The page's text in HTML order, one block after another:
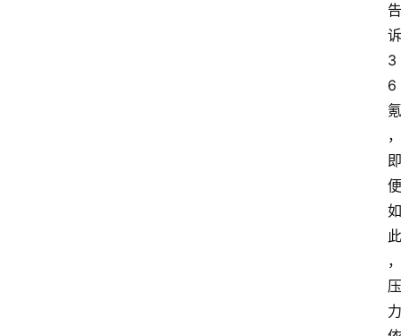
告
诉
3
6
氪
，
即
便
如
此
，
压
力